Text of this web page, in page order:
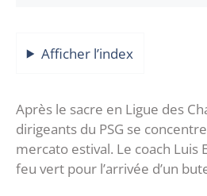
Afficher l’index
Après le sacre en Ligue des
dirigeants du PSG se
mercato estival. Le coach Luis
feu vert pour l’arrivée d’un